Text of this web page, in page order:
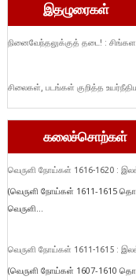
இதழுரைகள்
நினைவேந்தலுக்குத் தடை! :
சிலைகள், படங்கள் குறித்த
கலைச்சொற்கள்
வெருளி நோய்கள் 1616-1620 :
(வெருளி நோய்கள் 1611-1615
வெருளி...
வெருளி நோய்கள் 1611-1615 :
(வெருளி நோய்கள் 1607-1610